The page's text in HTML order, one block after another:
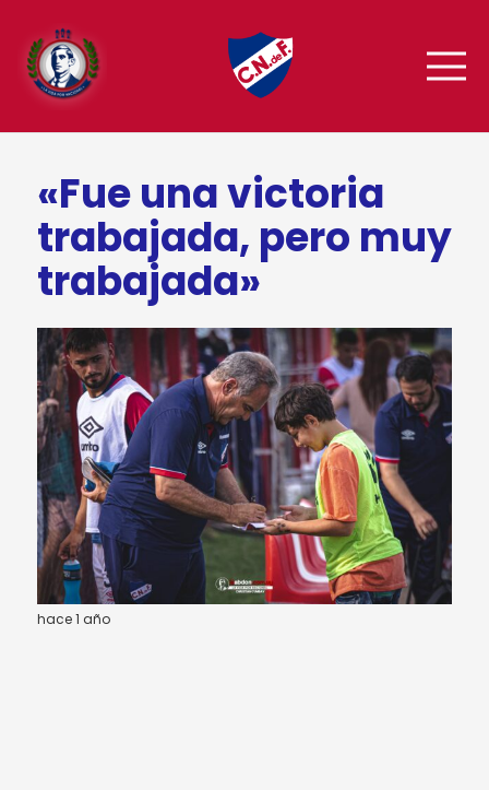
«Fue una victoria
trabajada, pero muy
trabajada»
hace 1 año